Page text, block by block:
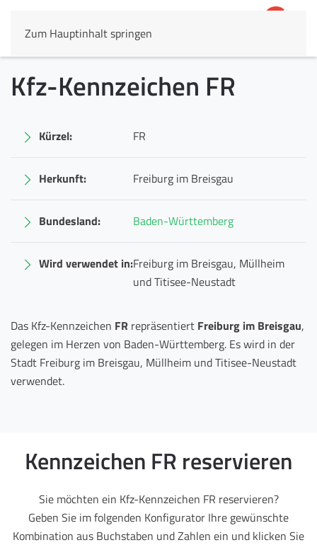
Zum Hauptinhalt springen
Kfz-Kennzeichen FR
Kürzel: FR
Herkunft: Freiburg im Breisgau
Bundesland: Baden-Württemberg
Wird verwendet in:Freiburg im Breisgau, Müllheim
und Titisee-Neustadt
Das Kfz-Kennzeichen FR repräsentiert Freiburg im Breisgau,
gelegen im Herzen von Baden-Württemberg. Es wird in der
Stadt Freiburg im Breisgau, Müllheim und Titisee-Neustadt
verwendet.
Kennzeichen FR reservieren
Sie möchten ein Kfz-Kennzeichen FR reservieren?
Geben Sie im folgenden Konfigurator Ihre gewünschte
Kombination aus Buchstaben und Zahlen ein und klicken Sie